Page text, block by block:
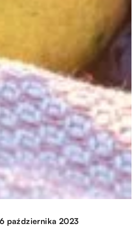
6 października 2023